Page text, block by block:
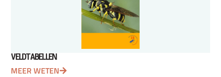
VELDTABELLEN
MEER WETEN